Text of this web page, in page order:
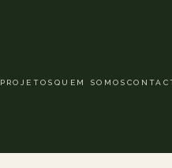
PROJETOS QUEM SOMOS